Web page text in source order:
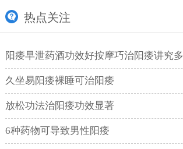
热点关注
阳痿早泄药酒功效好按摩巧治阳痿讲究多
久坐易阳痿裸睡可治阳痿
放松功法治阳痿功效显著
6种药物可导致男性阳痿